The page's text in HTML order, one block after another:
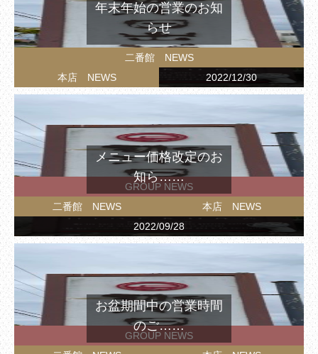
二番館 NEWS
本店 NEWS
2022/12/30
年末年始の営業のお知
らせ
GROUP NEWS
二番館 NEWS
本店 NEWS
2022/09/28
メニュー価格改定のお
知ら……
GROUP NEWS
お盆期間中の営業時間
のご……